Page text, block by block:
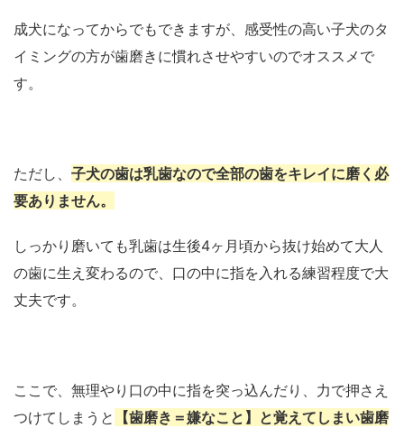
成犬になってからでもできますが、感受性の高い子犬のタ
イミングの方が歯磨きに慣れさせやすいのでオススメで
す。
ただし、 子犬の歯は乳歯なので全部の歯をキレイに磨く必
要ありません。
しっかり磨いても乳歯は生後4ヶ月頃から抜け始めて大人
の歯に生え変わるので、口の中に指を入れる練習程度で大
丈夫です。
ここで、無理やり口の中に指を突っ込んだり、力で押さえ
つけてしまうと
【歯磨き＝嫌なこと】と覚えてしまい歯磨